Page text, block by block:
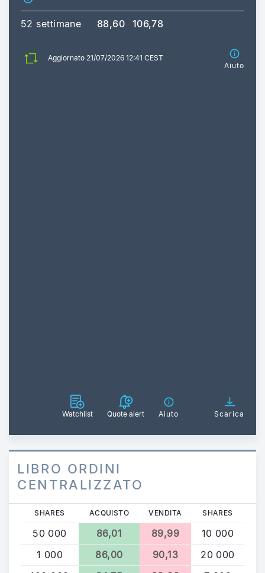
52 settimane 88,60 106,78
Aggiornato 21/07/2026 12:41 CEST
Aiuto
Watchlist Quote alert Aiuto Scarica
LIBRO ORDINI
CENTRALIZZATO
SHARES ACQUISTO VENDITA SHARES
50 000 86,01 89,99
10 000
1 000
86,00 90,13
20 000